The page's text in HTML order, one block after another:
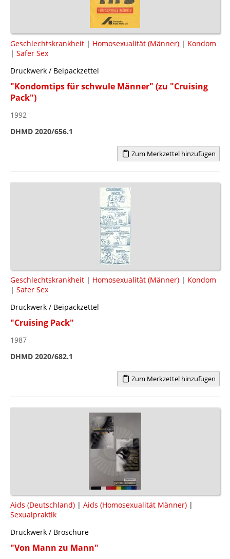
Geschlechtskrankheit | Homosexualität (Männer) | Kondom
| Safer Sex
Druckwerk / Beipackzettel
"Kondomtips für schwule Männer" (zu "Cruising
Pack")
1992
DHMD 2020/656.1
Zum Merkzettel hinzufügen
Geschlechtskrankheit | Homosexualität (Männer) | Kondom
| Safer Sex
Druckwerk / Beipackzettel
"Cruising Pack"
1987
DHMD 2020/682.1
Zum Merkzettel hinzufügen
Aids (Deutschland) | Aids (Homosexualität Männer) |
Sexualpraktik
Druckwerk / Broschüre
"Von Mann zu Mann"